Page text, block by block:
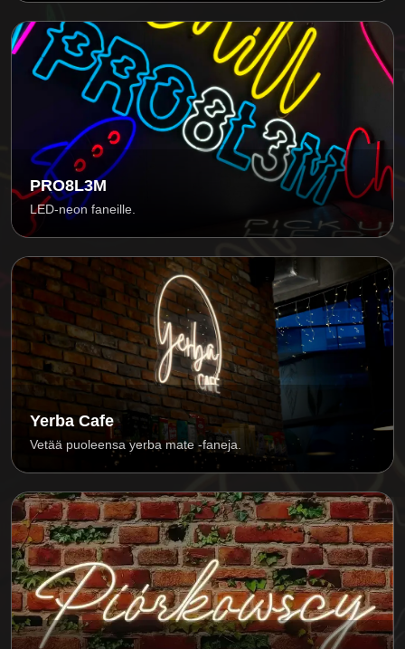
PRO8L3M
LED-neon faneille.
Yerba Cafe
Vetää puoleensa yerba mate -faneja.